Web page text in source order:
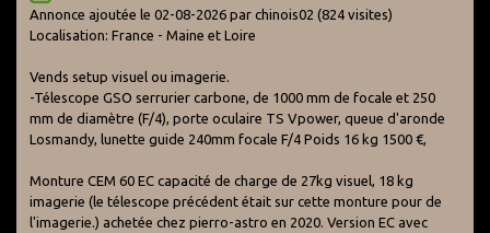
Annonce ajoutée le 02-08-2026 par chinois02 (824 visites)
Localisation: France - Maine et Loire
Vends setup visuel ou imagerie.
-Télescope GSO serrurier carbone, de 1000 mm de focale et 250
mm de diamètre (F/4), porte oculaire TS Vpower, queue d'aronde
Losmandy, lunette guide 240mm focale F/4 Poids 16 kg 1500 €,
Monture CEM 60 EC capacité de charge de 27kg visuel, 18 kg
imagerie (le télescope précédent était sur cette monture pour de
l'imagerie.) achetée chez pierro-astro en 2020. Version EC avec